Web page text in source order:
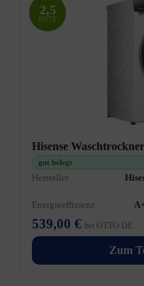
2,5
NOTE
Hisense
gut belegt
Hersteller
Energieeffizienz
539,00 € bei OTTO DE
Zum